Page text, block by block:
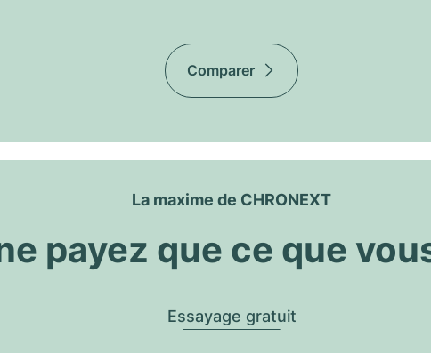
Comparer
La maxime de CHRONEXT
payez que ce que
Essayage gratuit